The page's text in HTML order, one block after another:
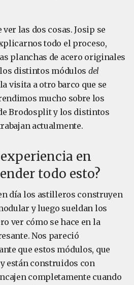
las dos cosas. Josip se
todo el proceso,
planchas de acero originales
distintos módulos del
visita a otro barco que se
mucho sobre los
Brodosplit y los distintos
actualmente.
en
todo esto?
día los astilleros construyen
y luego sueldan los
ver cómo se hace en la
Nos pareció
que estos módulos, que
están construidos con
completamente cuando